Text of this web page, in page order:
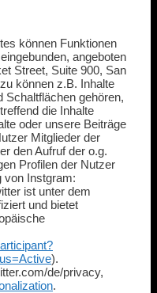
können Funktionen
angeboten
Street, Suite 900, San
können z.B. Inhalte
Schaltflächen gehören,
die Inhalte
oder unsere Beiträge
Mitglieder der
den Aufruf der o.g.
Profilen der Nutzer
von Instgram:
ist unter dem
und bietet
).
de/privacy,
.